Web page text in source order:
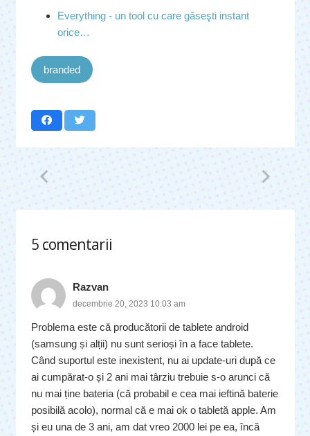
Everything - un tool cu care găseşti instant
orice…
branded
5 comentarii
.
Razvan
decembrie 20, 2023 10:03 am
Problema este că producătorii de tablete android
(samsung și alții) nu sunt serioși în a face tablete.
Când suportul este inexistent, nu ai update-uri după ce
ai cumpărat-o și 2 ani mai târziu trebuie s-o arunci că
nu mai ține bateria (că probabil e cea mai ieftină baterie
posibilă acolo), normal că e mai ok o tabletă apple. Am
și eu una de 3 ani, am dat vreo 2000 lei pe ea, încă